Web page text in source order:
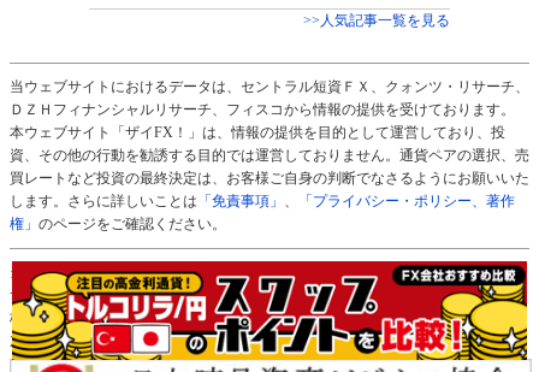
>>人気記事一覧を見る
当ウェブサイトにおけるデータは、セントラル短資ＦＸ、クォンツ・リサーチ、
ＤＺＨフィナンシャルリサーチ、フィスコから情報の提供を受けております。
本ウェブサイト「ザイFX！」は、情報の提供を目的として運営しており、投
資、その他の行動を勧誘する目的では運営しておりません。通貨ペアの選択、売
買レートなど投資の最終決定は、お客様ご自身の判断でなさるようにお願いいた
します。さらに詳しいことは 「免責事項」
「プライバシー・ポリシー、著作
権」 のページをご確認ください。
当サイト「ザイFX！」の運営元：株式会社ダイヤモンド・フィナンシャル・リ
サーチ
株主：株式会社ダイヤモンド社（100％）
加入協会：一般社団法人日本暗号資産ビジネス協会（ＪＣＢＡ）